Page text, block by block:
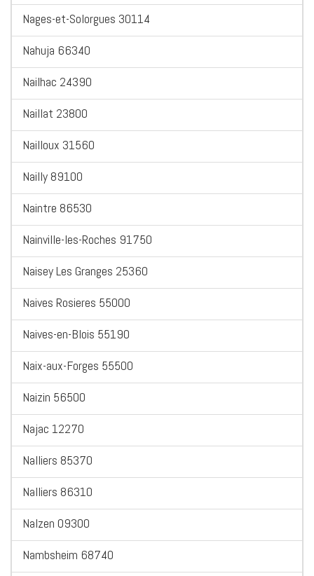
Nages-et-Solorgues 30114
Nahuja 66340
Nailhac 24390
Naillat 23800
Nailloux 31560
Nailly 89100
Naintre 86530
Nainville-les-Roches 91750
Naisey Les Granges 25360
Naives Rosieres 55000
Naives-en-Blois 55190
Naix-aux-Forges 55500
Naizin 56500
Najac 12270
Nalliers 85370
Nalliers 86310
Nalzen 09300
Nambsheim 68740